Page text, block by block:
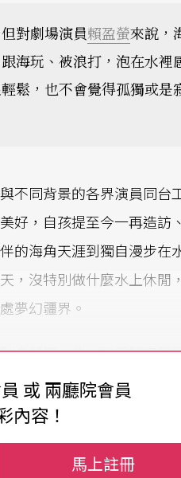
對劇場演員賴盈螢來說，
海玩、被浪打，泡在水裡
鬆，也不會覺得孤獨或是
不同背景的各界演員同台
好，自孩提至今一再造訪
的海角天涯到獨自漫步在
，沒特別做什麼水上休閒
夢幻疆界。
會舒服一些，找個閨密同
很簡單，沒有負擔、方便
酒，沒交通工具、懶得坐
己放放風。「在海裡，對
賴盈螢說，相較於待在自
或 兩廳院會員
內容！
馬上註冊